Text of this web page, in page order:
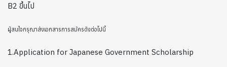
B2 ขึ้นไป
ผู้สนใจกรุณาส่งเอกสารการสมัครดังต่อไปนี้
1.Application for Japanese Government Scholarship